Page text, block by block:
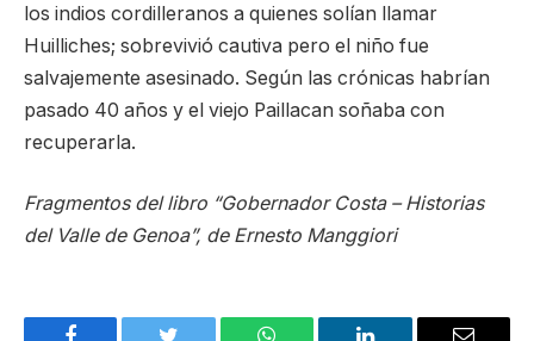
los indios cordilleranos a quienes solían llamar
Huilliches; sobrevivió cautiva pero el niño fue
salvajemente asesinado. Según las crónicas habrían
pasado 40 años y el viejo Paillacan soñaba con
recuperarla.
Fragmentos del libro “Gobernador Costa – Historias
del Valle de Genoa”, de Ernesto Manggiori